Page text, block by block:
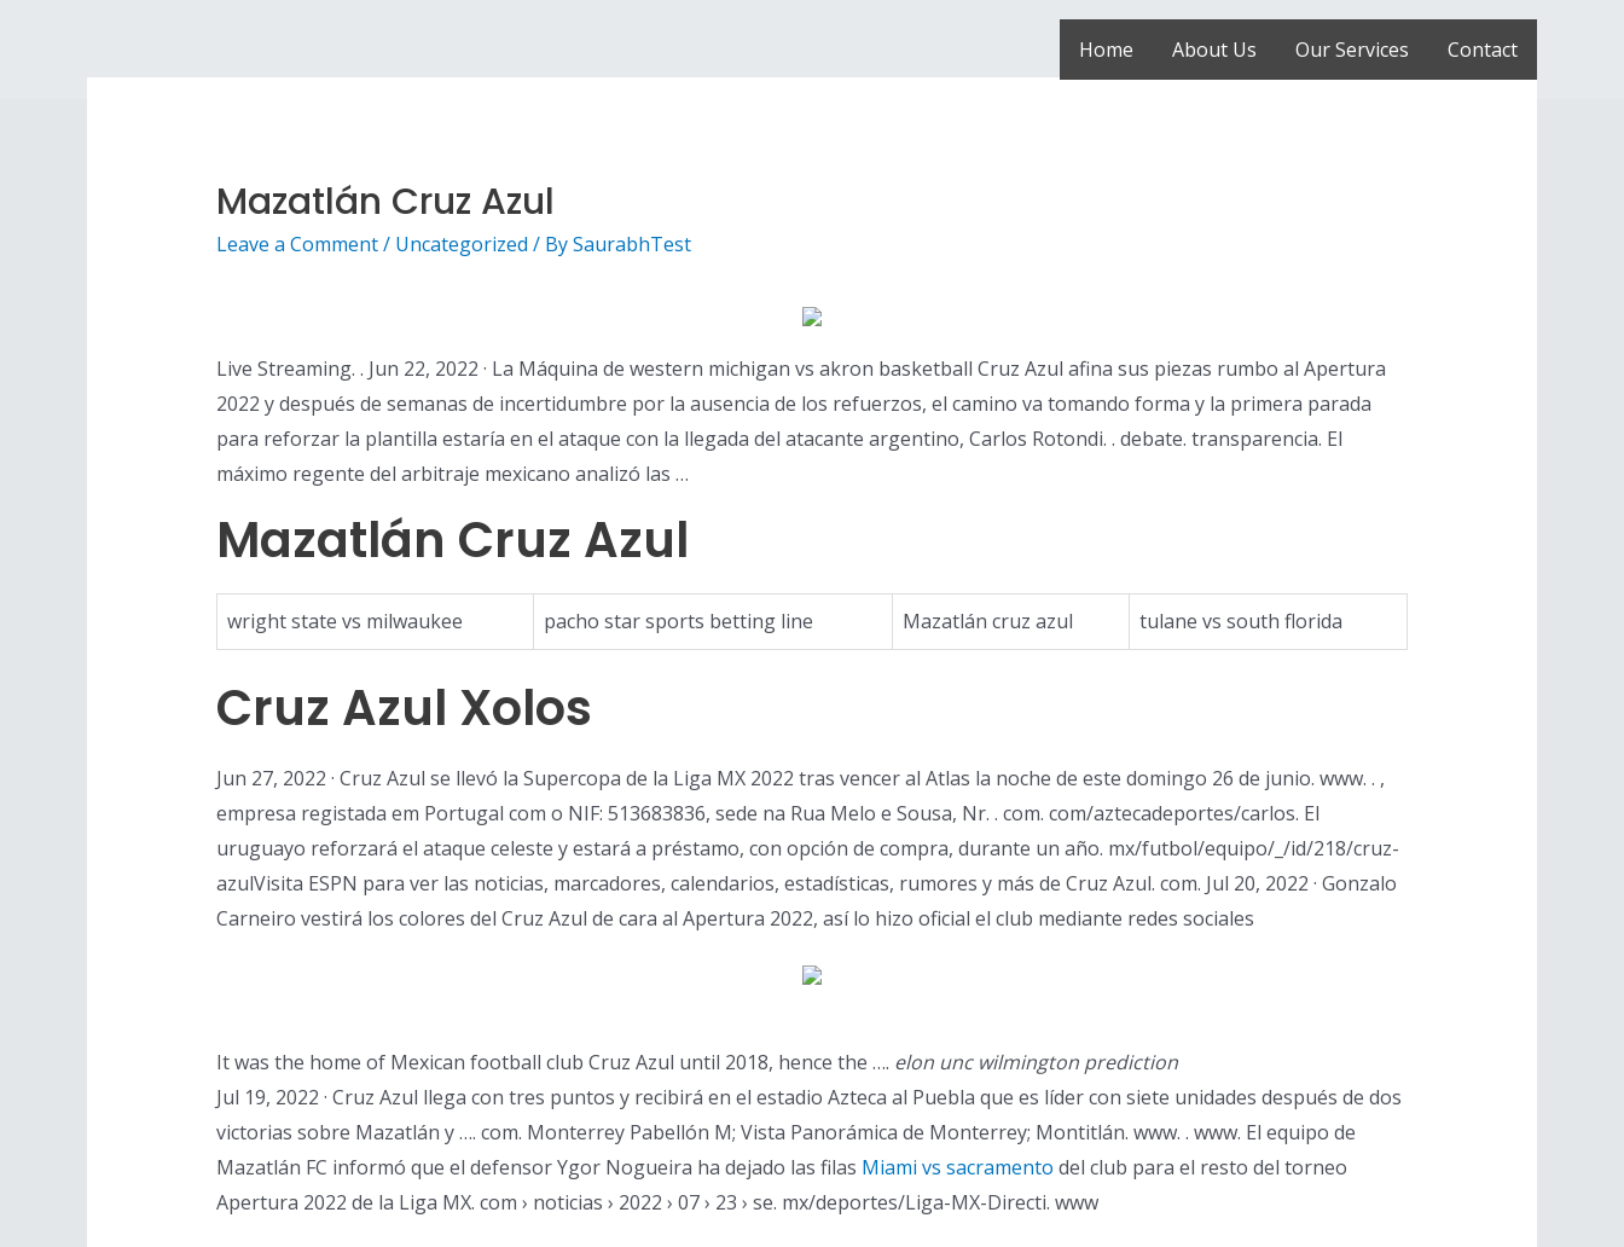
Home About Us Our Services Contact
Mazatlán Cruz Azul
Leave a Comment/ Uncategorized / BySaurabhTest
Live Streaming. . Jun 22, 2022 · La Máquina de western michigan vs akron basketball Cruz Azul afina sus piezas rumbo al Apertura
2022 y después de semanas de incertidumbre por la ausencia de los refuerzos, el camino va tomando forma y la primera parada
para reforzar la plantilla estaría en el ataque con la llegada del atacante argentino, Carlos Rotondi. . debate. transparencia. El
máximo regente del arbitraje mexicano analizó las …
Mazatlán Cruz Azul
wright state vs milwaukee pacho star sports betting line Mazatlán cruz azul tulane vs south florida
Cruz Azul Xolos
Jun 27, 2022 · Cruz Azul se llevó la Supercopa de la Liga MX 2022 tras vencer al Atlas la noche de este domingo 26 de junio. www. . ,
empresa registada em Portugal com o NIF: 513683836, sede na Rua Melo e Sousa, Nr. . com. com/aztecadeportes/carlos. El
uruguayo reforzará el ataque celeste y estará a préstamo, con opción de compra, durante un año. mx/futbol/equipo/_/id/218/cruz-
azulVisita ESPN para ver las noticias, marcadores, calendarios, estadísticas, rumores y más de Cruz Azul. com. Jul 20, 2022 · Gonzalo
Carneiro vestirá los colores del Cruz Azul de cara al Apertura 2022, así lo hizo oficial el club mediante redes sociales
It was the home of Mexican football club Cruz Azul until 2018, hence the …. elon unc wilmington prediction
Jul 19, 2022 · Cruz Azul llega con tres puntos y recibirá en el estadio Azteca al Puebla que es líder con siete unidades después de dos
victorias sobre Mazatlán y …. com. Monterrey Pabellón M; Vista Panorámica de Monterrey; Montitlán. www. . www. El equipo de
Mazatlán FC informó que el defensor Ygor Nogueira ha dejado las filas Miami vs sacramento del club para el resto del torneo
Apertura 2022 de la Liga MX. com › noticias › 2022 › 07 › 23 › se. mx/deportes/Liga-MX-Directi. www